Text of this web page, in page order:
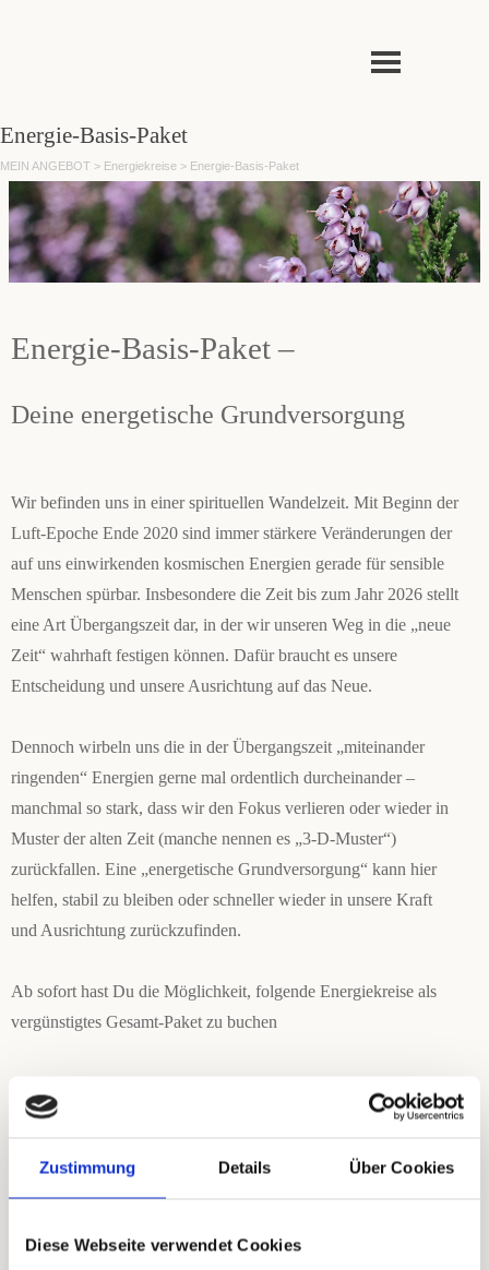
Zustimmung Details Über Cookies
Diese Webseite verwendet Cookies
Menü überspringen
Energie-Basis-Paket
MEIN ANGEBOT > Energiekreise > Energie-Basis-Paket
Energie-Basis-Paket –
Deine energetische Grundversorgung
Wir befinden uns in einer spirituellen Wandelzeit. Mit Beginn der
Luft-Epoche Ende 2020 sind immer stärkere Veränderungen der
auf uns einwirkenden kosmischen Energien gerade für sensible
Menschen spürbar. Insbesondere die Zeit bis zum Jahr 2026 stellt
eine Art Übergangszeit dar, in der wir unseren Weg in die „neue
Zeit“ wahrhaft festigen können. Dafür braucht es unsere
Entscheidung und unsere Ausrichtung auf das Neue.
Dennoch wirbeln uns die in der Übergangszeit „miteinander
ringenden“ Energien gerne mal ordentlich durcheinander –
manchmal so stark, dass wir den Fokus verlieren oder wieder in
Muster der alten Zeit (manche nennen es „3-D-Muster“)
zurückfallen. Eine „energetische Grundversorgung“ kann hier
helfen, stabil zu bleiben oder schneller wieder in unsere Kraft
und Ausrichtung zurückzufinden.
Ab sofort hast Du die Möglichkeit, folgende Energiekreise als
vergünstigtes Gesamt-Paket zu buchen
Aurakleid, tägliche Arbeit, wirkt vor dem Schlaf oder
Licht & Liebe
(reine Lebensenergie, tägliche Arbeit, wirkt
im Schlaf)
Organ-Map (Ausbalancieren des energetischen Organ-